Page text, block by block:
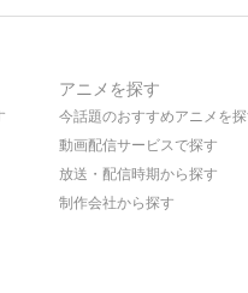
アニメを探す
今話題のおすすめアニメを
動画配信サービスで探す
放送・配信時期から探す
制作会社から探す